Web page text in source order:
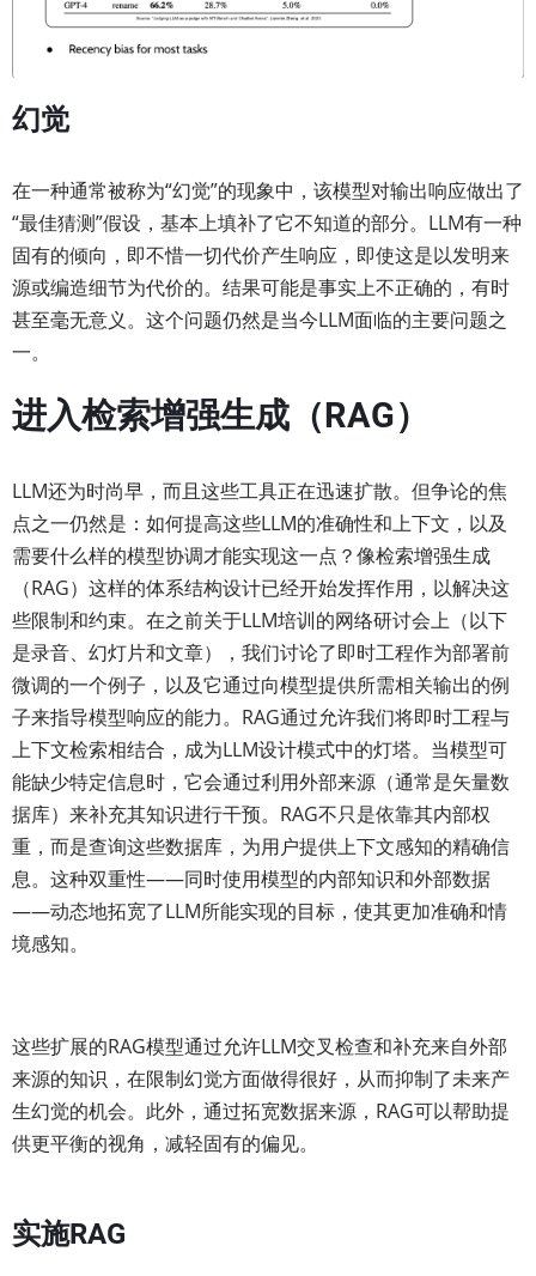
幻觉
在一种通常被称为“幻觉”的现象中，该模型对输出响应做出了
“最佳猜测”假设，基本上填补了它不知道的部分。LLM有一种
固有的倾向，即不惜一切代价产生响应，即使这是以发明来
源或编造细节为代价的。结果可能是事实上不正确的，有时
甚至毫无意义。这个问题仍然是当今LLM面临的主要问题之
一。
进入检索增强生成（RAG）
LLM还为时尚早，而且这些工具正在迅速扩散。但争论的焦
点之一仍然是：如何提高这些LLM的准确性和上下文，以及
需要什么样的模型协调才能实现这一点？像检索增强生成
（RAG）这样的体系结构设计已经开始发挥作用，以解决这
些限制和约束。在之前关于LLM培训的网络研讨会上（以下
是录音、幻灯片和文章），我们讨论了即时工程作为部署前
微调的一个例子，以及它通过向模型提供所需相关输出的例
子来指导模型响应的能力。RAG通过允许我们将即时工程与
上下文检索相结合，成为LLM设计模式中的灯塔。当模型可
能缺少特定信息时，它会通过利用外部来源（通常是矢量数
据库）来补充其知识进行干预。RAG不只是依靠其内部权
重，而是查询这些数据库，为用户提供上下文感知的精确信
息。这种双重性——同时使用模型的内部知识和外部数据
——动态地拓宽了LLM所能实现的目标，使其更加准确和情
境感知。
这些扩展的RAG模型通过允许LLM交叉检查和补充来自外部
来源的知识，在限制幻觉方面做得很好，从而抑制了未来产
生幻觉的机会。此外，通过拓宽数据来源，RAG可以帮助提
供更平衡的视角，减轻固有的偏见。
实施RAG